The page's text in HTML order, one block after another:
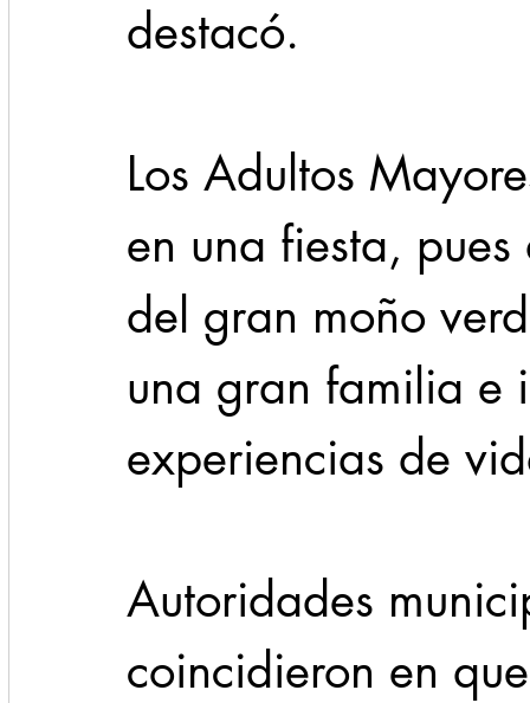
destacó.
Los Adultos
en una fiesta,
del gran moño
una gran familia e
experiencias de
Autoridades
coincidieron en